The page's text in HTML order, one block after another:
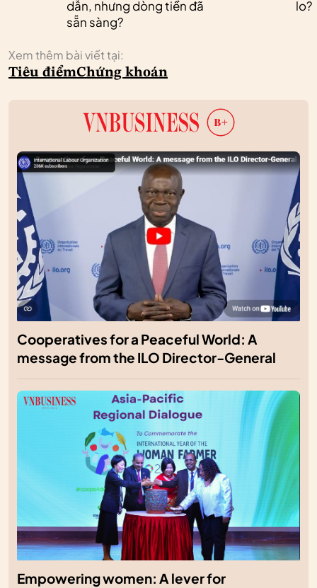
dẫn, nhưng dòng tiền đã
sẵn sàng?
lo?
Xem thêm bài viết tại:
Tiêu điểmChứng khoán
Cooperatives for a Peaceful World: A
message from the ILO Director-General
Empowering women: A lever for